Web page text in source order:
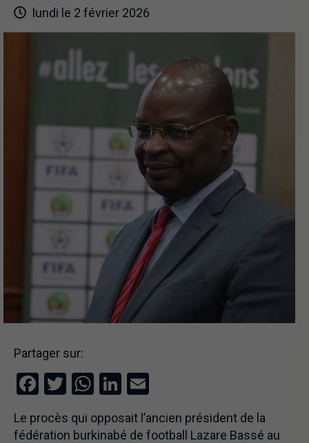
lundi le 2 février 2026
Partager sur:
Facebook
Twitter
WhatsApp
LinkedIn
Le procès qui opposait l’ancien président de la
fédération burkinabé de football Lazare Bassé au